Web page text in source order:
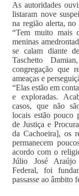
As autoridades
listaram nove
na região alerta,
“Tem muito mais
meninas
se calam diante
Taschetto
congregação que
ameaças e
“Elas estão em
e exploradas.
casos, que não
locais estão pouco
de Justiça e
da Cachoeira], os
permanecem
acordo com o
Júlio José
Federal, foi
passasse ao âmbito